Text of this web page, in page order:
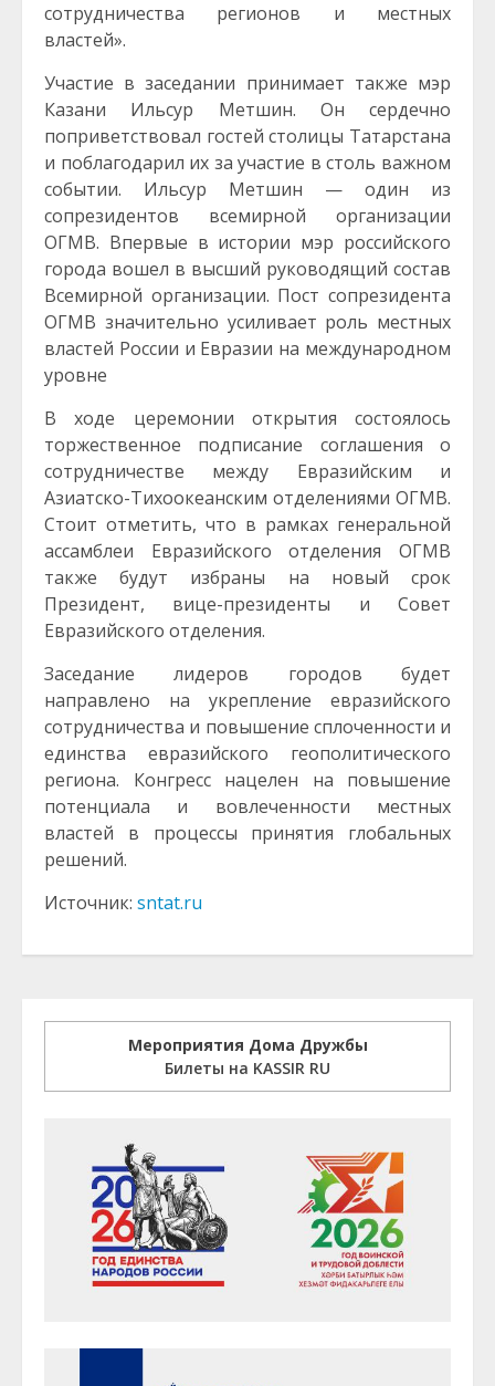
сотрудничества регионов и местных
властей».
Участие в заседании принимает также мэр
Казани Ильсур Метшин. Он сердечно
поприветствовал гостей столицы Татарстана
и поблагодарил их за участие в столь важном
событии. Ильсур Метшин — один из
сопрезидентов всемирной организации
ОГМВ. Впервые в истории мэр российского
города вошел в высший руководящий состав
Всемирной организации. Пост сопрезидента
ОГМВ значительно усиливает роль местных
властей России и Евразии на международном
уровне
В ходе церемонии открытия состоялось
торжественное подписание соглашения о
сотрудничестве между Евразийским и
Азиатско-Тихоокеанским отделениями ОГМВ.
Стоит отметить, что в рамках генеральной
ассамблеи Евразийского отделения ОГМВ
также будут избраны на новый срок
Президент, вице-президенты и Совет
Евразийского отделения.
Заседание лидеров городов будет
направлено на укрепление евразийского
сотрудничества и повышение сплоченности и
единства евразийского геополитического
региона. Конгресс нацелен на повышение
потенциала и вовлеченности местных
властей в процессы принятия глобальных
решений.
Источник: sntat.ru
Мероприятия Дома Дружбы
Билеты на KASSIR RU